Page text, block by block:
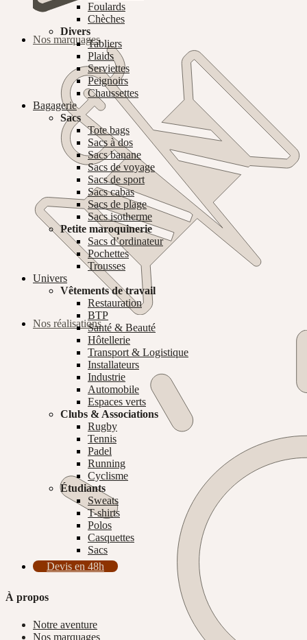
Nos marquages
Nos réalisations
Foulards
Chèches
Divers
Tabliers
Plaids
Serviettes
Peignoirs
Chaussettes
Bagagerie
Sacs
Tote bags
Sacs à dos
Sacs banane
Sacs de voyage
Sacs de sport
Sacs cabas
Sacs de plage
Sacs isotherme
Petite maroquinerie
Sacs d’ordinateur
Pochettes
Trousses
Univers
Vêtements de travail
Restauration
BTP
Santé & Beauté
Hôtellerie
Transport & Logistique
Installateurs
Industrie
Automobile
Espaces verts
Clubs & Associations
Rugby
Tennis
Padel
Running
Cyclisme
Étudiants
Sweats
T-shirts
Polos
Casquettes
Sacs
Devis en 48h
À propos
Notre aventure
Nos marquages